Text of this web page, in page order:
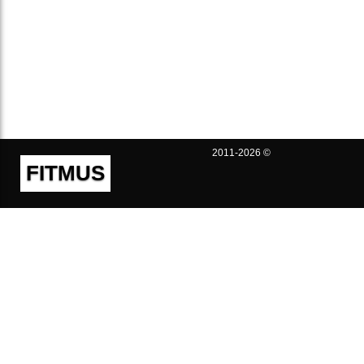
FITMUS
2011-2026 ©